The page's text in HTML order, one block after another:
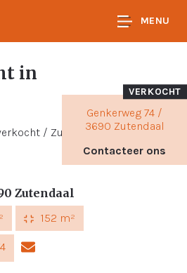
MENU
in
Genkerweg 74 /
3690 Zutendaal
Contacteer ons
VERKOCHT
Zutendaal
152 m²